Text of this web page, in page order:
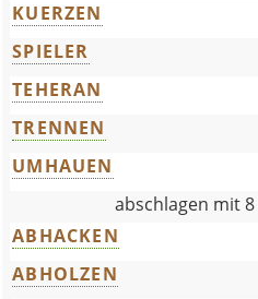
KUERZEN
SPIELER
TEHERAN
TRENNEN
UMHAUEN
abschlagen mit
ABHACKEN
ABHOLZEN